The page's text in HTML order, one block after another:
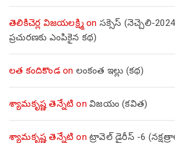
తెలికిచెర్ల విజయలక్ష్మిon సక్సెస్ (నెచ్చెలి-
ప్రచురణకు ఎంపికైన కథ)
లత కందికొండon లంకంత ఇల్లు (కథ)
శ్యామకృష్ణ తెన్నేటి on విజయం (కవిత)
శ్యామకృష్ణ తెన్నేటి on ట్రావెల్ డైరీస్ -6